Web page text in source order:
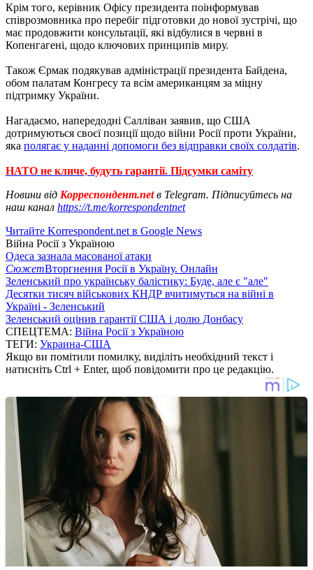
Крім того, керівник Офісу президента поінформував
співрозмовника про перебіг підготовки до нової зустрічі, що
має продовжити консультації, які відбулися в червні в
Копенгагені, щодо ключових принципів миру.
Також Єрмак подякував адміністрації президента Байдена,
обом палатам Конгресу та всім американцям за міцну
підтримку України.
Нагадаємо, напередодні Салліван заявив, що США
дотримуються своєї позиції щодо війни Росії проти України,
яка полягає у наданні допомоги без відправки своїх солдатів.
НАТО не кличе, будуть гарантії. Підсумки саміту
Новини від Корреспондент.netв Telegram. Підписуйтесь на
наш канал https://t.me/korrespondentnet
Читайте Korrespondent.net в Google News
Війна Росії з Україною
Одеса зазнала масованої атаки
СюжетВторгнення Росії в Україну. Онлайн
Зеленський про українську балістику: Буде, але є "але"
Десятки тисяч військових КНДР вчитимуться на війні в
Україні - Зеленський
Зеленський оцінив гарантії США і долю Донбасу
СПЕЦТЕМА: Війна Росії з Україною
ТЕГИ: Украина-США
Якщо ви помітили помилку, виділіть необхідний текст і
натисніть Ctrl + Enter, щоб повідомити про це редакцію.